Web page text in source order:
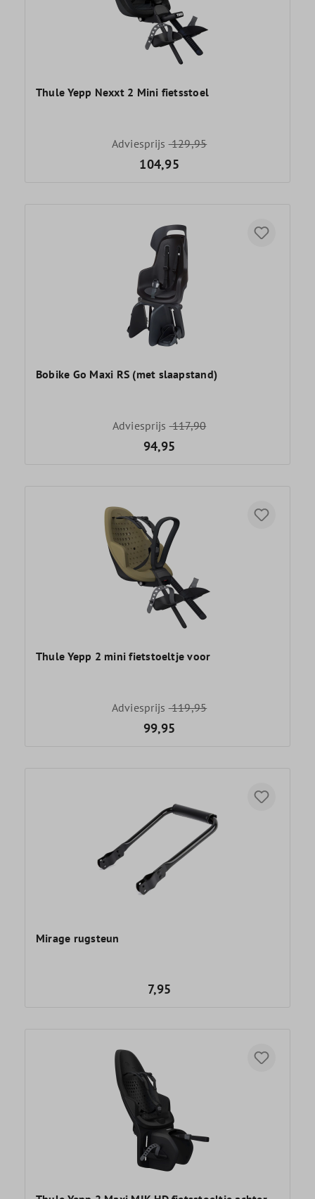
Thule Yepp Nexxt 2 Mini fietsstoel
Adviesprijs129,95
104,95
Bobike Go Maxi RS (met slaapstand)
Adviesprijs117,90
94,95
Thule Yepp 2 mini fietstoeltje voor
Adviesprijs119,95
99,95
Mirage rugsteun
7,95